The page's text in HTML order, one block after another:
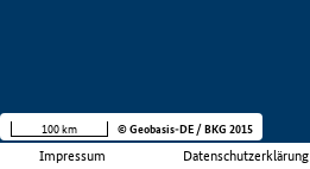
Impressum Datenschutzerklärung
100 km © Geobasis-DE / BKG 2015